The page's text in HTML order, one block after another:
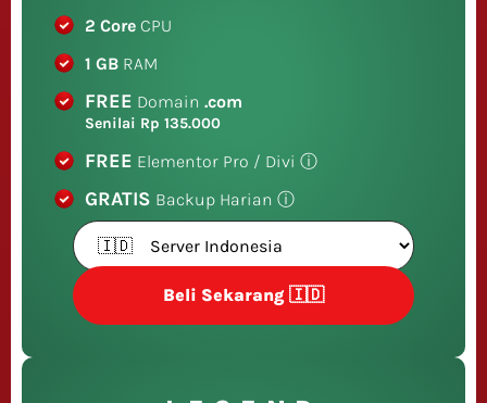
2 Core CPU
1 GBRAM
FREE Domain .com
Senilai Rp 135.000
FREE Elementor Pro / Divi ⓘ
GRATIS Backup Harian ⓘ
Beli Sekarang 🇮🇩